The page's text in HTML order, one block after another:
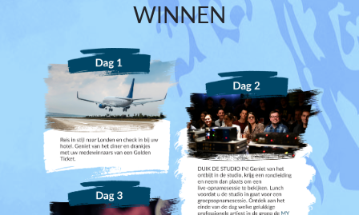
WINNEN